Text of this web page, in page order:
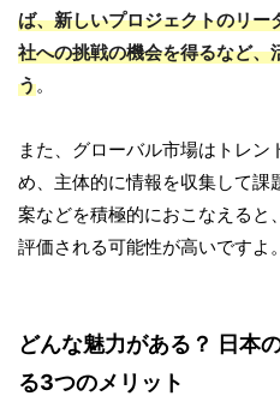
ば、新しいプロジェクトのリー
社への挑戦の機会を得るなど、
う。
また、グローバル市場はトレン
め、主体的に情報を収集して課
案などを積極的におこなえると
評価される可能性が高いですよ。
どんな魅力がある？ 日本
る3つのメリット